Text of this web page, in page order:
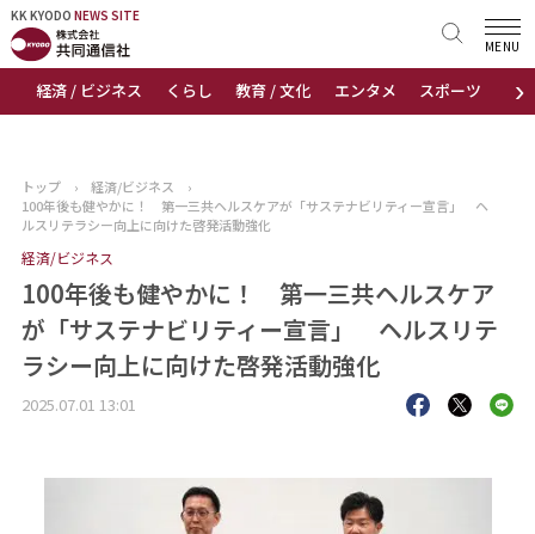
KK KYODO NEWS SITE
›
経済 / ビジネス くらし 教育 / 文化 エンタメ スポーツ 地域
MENU
KK KYODONEWS SITE
トップページ
ニュース
おすすめコンテンツ
出版物
会社概要
トップ › 経済/ビジネス
›
100年後も健やかに！ 第一三共ヘルスケアが「サステナビリティー宣言」 ヘ
ルスリテラシー向上に向けた啓発活動強化
経済/ビジネス
100年後も健やかに！ 第一三共ヘルスケア
が「サステナビリティー宣言」 ヘルスリテ
ラシー向上に向けた啓発活動強化
2025.07.01 13:01